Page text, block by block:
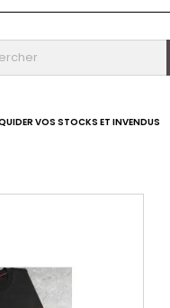
VOS STOCKS ET INVENDUS